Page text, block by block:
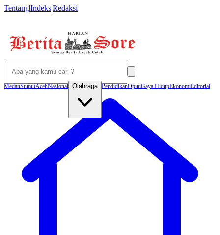
Tentang|Indeks|Redaksi
MedanSumutAcehNasional Olahraga PendidikanOpiniGaya HidupEkonomiEditorial